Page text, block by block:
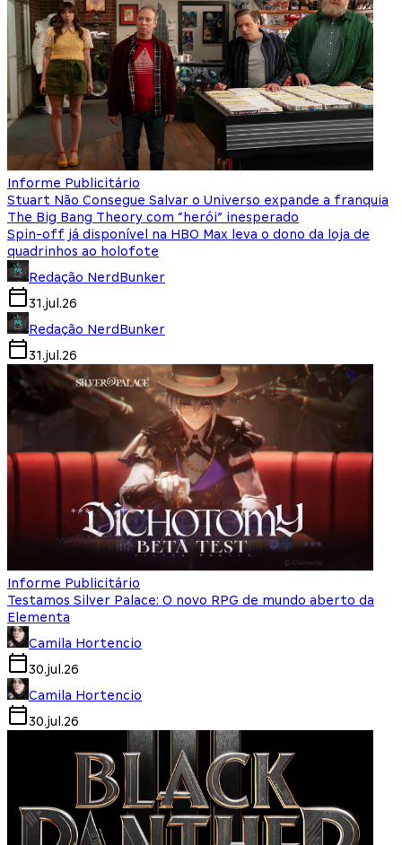
Informe Publicitário
Stuart Não Consegue Salvar o Universo expande a franquia
The Big Bang Theory com “herói” inesperado
Spin-off já disponível na HBO Max leva o dono da loja de
quadrinhos ao holofote
Redação NerdBunker
31.jul.26
Redação NerdBunker
31.jul.26
Informe Publicitário
Testamos Silver Palace: O novo RPG de mundo aberto da
Elementa
Camila Hortencio
30.jul.26
Camila Hortencio
30.jul.26